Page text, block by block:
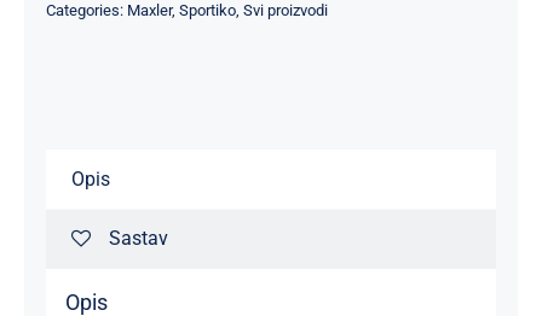
količina
Categories: Maxler, Sportiko, Svi proizvodi
Opis
Sastav
Opis